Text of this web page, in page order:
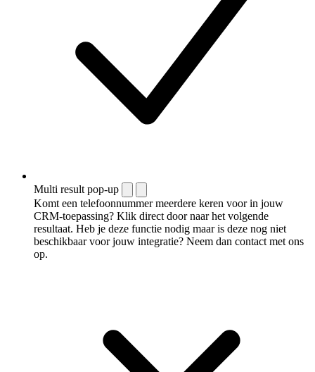
Multi result pop-up
Komt een telefoonnummer meerdere keren voor in jouw
CRM-toepassing? Klik direct door naar het volgende
resultaat. Heb je deze functie nodig maar is deze nog niet
beschikbaar voor jouw integratie? Neem dan contact met ons
op.